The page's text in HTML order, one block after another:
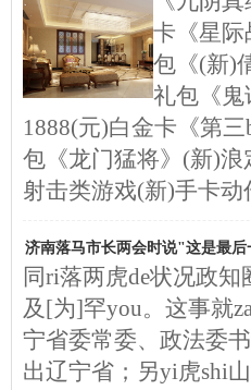
卡《星际
包《(新)
礼包《鬼
1888(元)白金卡《第
包《龙门猛将》(新)
射击类游戏(新)手卡
济南落马市长两会时说"这是最
同ri落两虎de状况政
及[为]罕you。这事就
宁省委常委、政法委
出辽宁省；另yi虎shi